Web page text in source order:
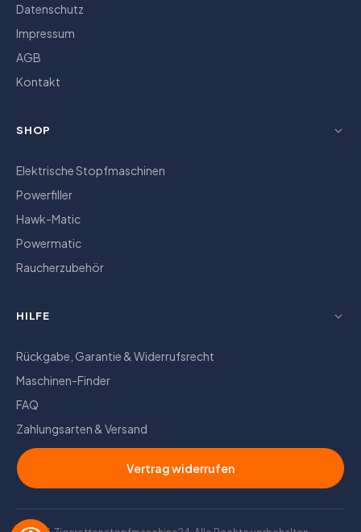
Datenschutz
Impressum
AGB
Kontakt
SHOP
Elektrische Stopfmaschinen
Powerfiller
Hawk-Matic
Powermatic
Raucherzubehör
HILFE
Rückgabe, Garantie & Widerrufsrecht
Maschinen-Finder
FAQ
Zahlungsarten & Versand
Vertrag widerrufen